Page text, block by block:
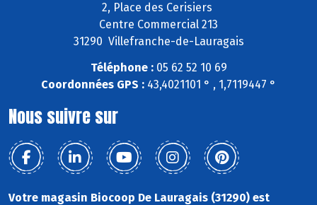
2, Place des Cerisiers
Centre Commercial 213
31290 Villefranche-de-Lauragais
Téléphone :05 62 52 10 69
Coordonnées GPS : 43,4021101 ° , 1,7119447 °
Nous suivre sur
Votre magasin Biocoop De Lauragais (31290) est